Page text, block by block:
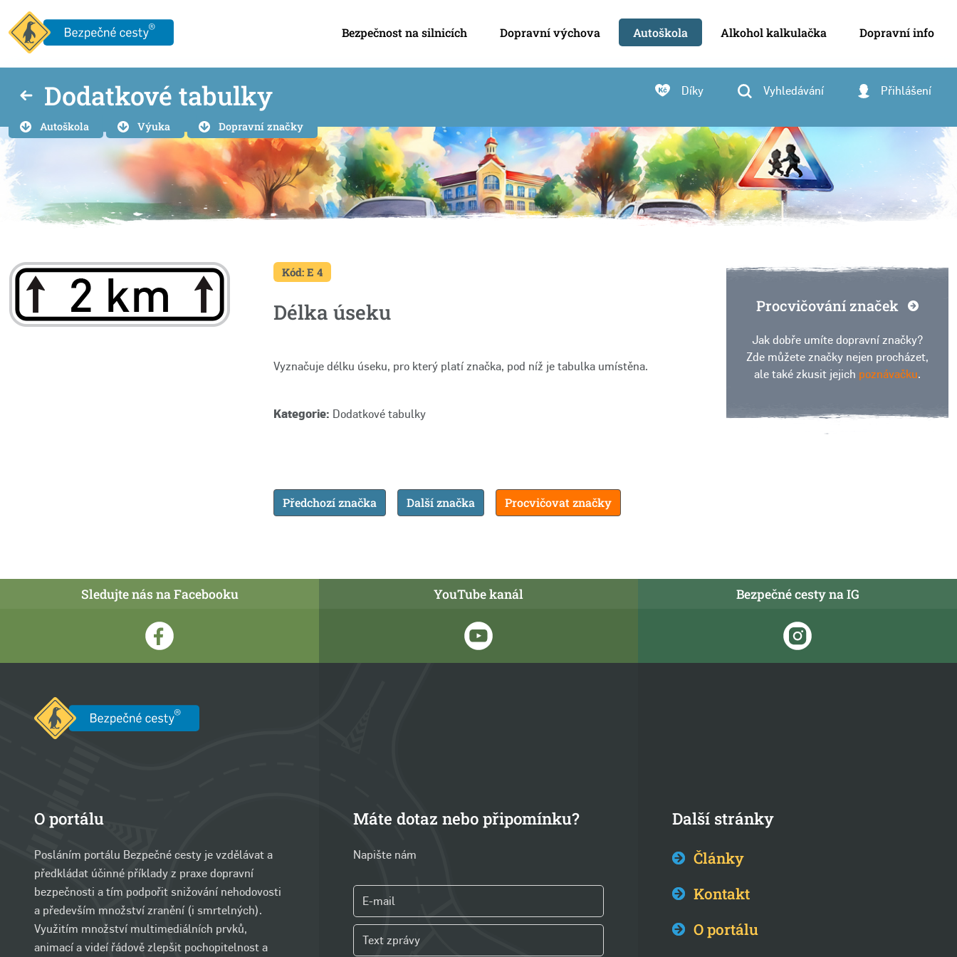
Bezpečnost na silnicích Dopravní výchova Autoškola Alkohol kalkulačka Dopravní info
Dodatkové tabulky Díky Vyhledávání Přihlášení
Autoškola Výuka Dopravní značky
Kód: E 4
Délka úseku
Vyznačuje délku úseku, pro který platí značka, pod níž je tabulka umístěna.
Kategorie: Dodatkové tabulky
Předchozí značka Další značka Procvičovat značky
Procvičování značek
Jak dobře umíte dopravní značky?
Zde můžete značky nejen procházet,
ale také zkusit jejich poznávačku.
Sledujte nás na Facebooku YouTube kanál Bezpečné cesty na IG
O portálu
Posláním portálu Bezpečné cesty je vzdělávat a
předkládat účinné příklady z praxe dopravní
bezpečnosti a tím podpořit snižování nehodovosti
a především množství zranění (i smrtelných).
Využitím množství multimediálních prvků,
animací a videí řádově zlepšit pochopitelnost a
Máte dotaz nebo připomínku?
Napište nám
Další stránky
Články
Kontakt
O portálu